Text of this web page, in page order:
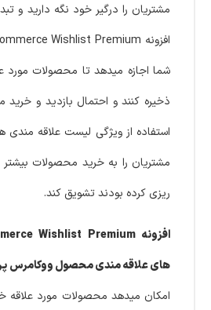
مشتریان را درگیر خود نگه دارید و
شما اجازه میدهد تا محصولات مورد
ذخیره کنند و احتمال بازدید و خرید
استفاده از ویژگی لیست علاقه مندی
مشتریان را به خرید محصولات بیشتر
ریزی کرده بودند تشویق کند.
های علاقه مندی محصول ووکامرس
امکان میدهد محصولات مورد علاقه